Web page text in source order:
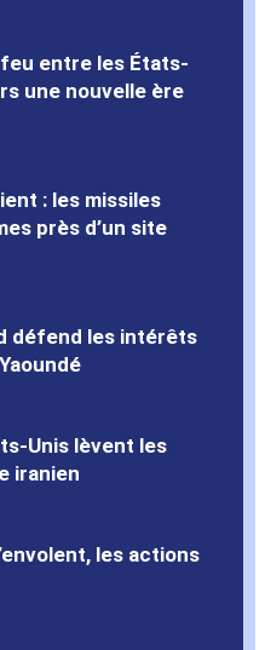
entre les États-
une nouvelle ère
: les missiles
près d’un site
défend les intérêts
Unis lèvent les
iranien
les actions